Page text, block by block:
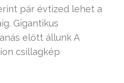
pár évtized lehet a
Gigantikus
előtt állunk A
csillagkép